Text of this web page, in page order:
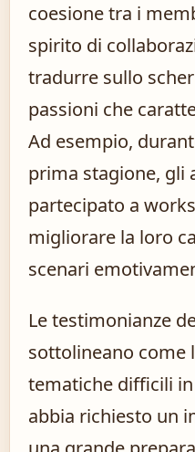
coesione tra i
spirito di
tradurre sullo
passioni che
Ad esempio,
prima stagione, gli
partecipato a
migliorare la loro
scenari
Le testimonianze
sottolineano come
tematiche difficili
abbia richiesto un